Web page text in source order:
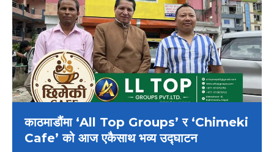
काठमाडौंमा ‘All Top Groups’ र ‘Chimeki
Cafe’ को आज एकैसाथ भव्य उद्घाटन